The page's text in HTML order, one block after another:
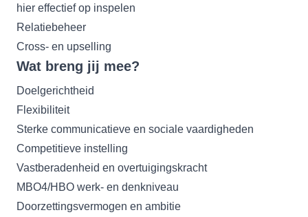
hier effectief op inspelen
Relatiebeheer
Cross- en upselling
Wat breng jij mee?
Doelgerichtheid
Flexibiliteit
Sterke communicatieve en sociale vaardigheden
Competitieve instelling
Vastberadenheid en overtuigingskracht
MBO4/HBO werk- en denkniveau
Doorzettingsvermogen en ambitie